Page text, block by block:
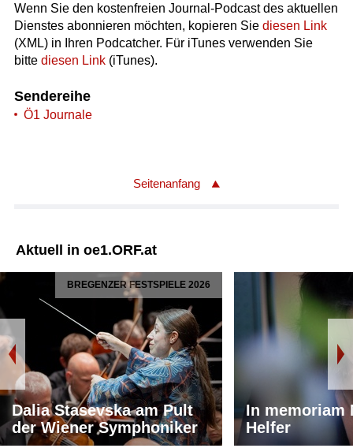
Wenn Sie den kostenfreien Journal-Podcast des aktuellen
Dienstes abonnieren möchten, kopieren Sie diesen Link
(XML) in Ihren Podcatcher. Für iTunes verwenden Sie
bitte diesen Link(iTunes).
Sendereihe
Ö1 Journale
Seitenanfang
Aktuell in oe1.ORF.at
BREGENZER FESTSPIELE 2026
Dalia Stasevska am Pult
der Wiener Symphoniker
In memoriam
Helfer